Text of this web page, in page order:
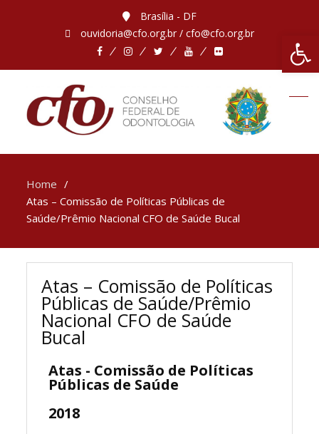
Brasília - DF
ouvidoria@cfo.org.br / cfo@cfo.org.br
Home
Atas – Comissão de Políticas Públicas de
Saúde/Prêmio Nacional CFO de Saúde Bucal
Atas – Comissão de Políticas
Públicas de Saúde/Prêmio
Nacional CFO de Saúde
Bucal
Atas - Comissão de Políticas
Públicas de Saúde
2018